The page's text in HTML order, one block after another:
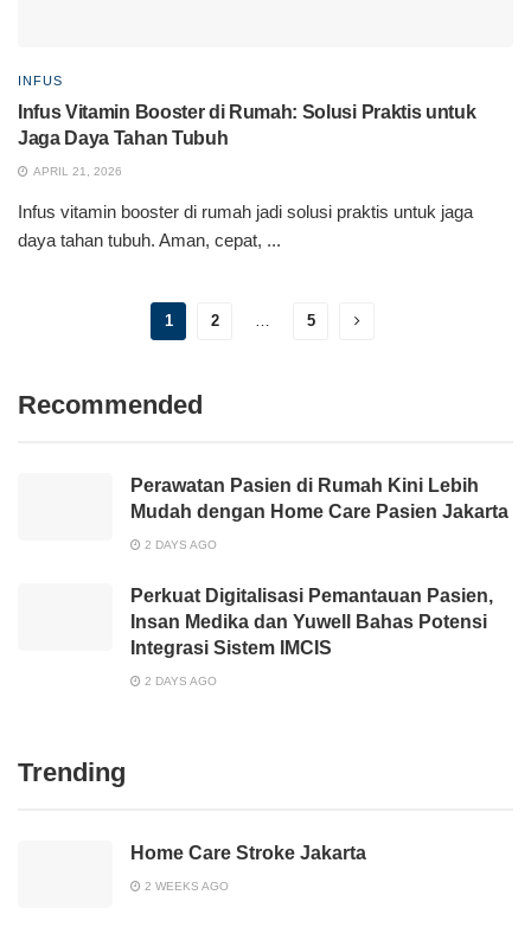
INFUS
Infus Vitamin Booster di Rumah: Solusi Praktis untuk
Jaga Daya Tahan Tubuh
APRIL 21, 2026
Infus vitamin booster di rumah jadi solusi praktis untuk jaga
daya tahan tubuh. Aman, cepat, ...
1 2 5
Recommended
Perawatan Pasien di Rumah Kini Lebih
Mudah dengan Home Care Pasien Jakarta
2 DAYS AGO
Perkuat Digitalisasi Pemantauan Pasien,
Insan Medika dan Yuwell Bahas Potensi
Integrasi Sistem IMCIS
2 DAYS AGO
Trending
Home Care Stroke Jakarta
2 WEEKS AGO